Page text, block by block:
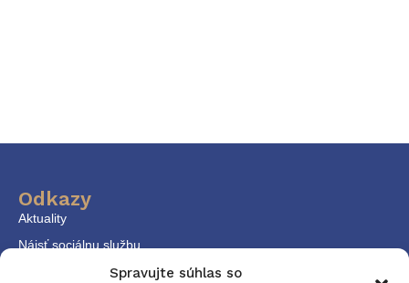
Spravujte súhlas so
Odkazy
Aktuality
Nájsť sociálnu službu